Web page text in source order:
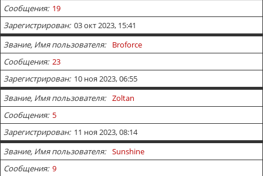
Сообщения 19
Зарегистрирован 03 окт 2023, 15:41
Звание, Имя пользователя
Broforce
Сообщения 23
Зарегистрирован 10 ноя 2023, 06:55
Звание, Имя пользователя
Zoltan
Сообщения 5
Зарегистрирован 11 ноя 2023, 08:14
Звание, Имя пользователя
Sunshine
Сообщения 9